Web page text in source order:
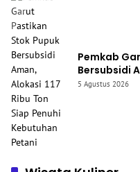
Pemkab
Bersubsidi
Penuhi
5 Agustus 2026